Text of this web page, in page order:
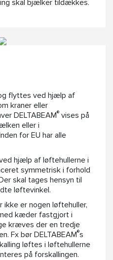
skal bjælker tildækkes.
flyttes ved hjælp af
kraner eller
DELTABEAM® vises på
eller i
for EU har alle
hjælp af løftehullerne i
symmetrisk i forhold
skal tages hensyn til
løftevinkel.
er nogen løftehuller,
kæder fastgjort i
kræves der en tredje
Fx bør DELTABEAM®s
løftes i løftehullerne
på forskallingen.